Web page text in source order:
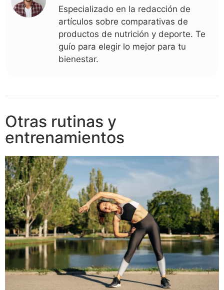
Especializado en la redacción de
artículos sobre comparativas de
productos de nutrición y deporte. Te
guío para elegir lo mejor para tu
bienestar.
Otras rutinas y
entrenamientos